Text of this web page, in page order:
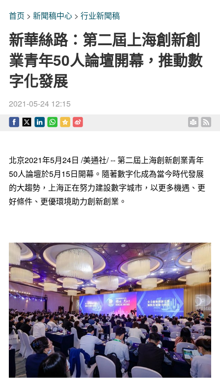
首页 > 新聞稿中心> 行业新聞稿
新華絲路：第二屆上海創新創
業青年50人論壇開幕，推動數
字化發展
2021-05-24 12:15
北京2021年5月24日 /美通社/ -- 第二屆上海創新創業青年
50人論壇於5月15日開幕。隨著數字化成為當今時代發展
的大趨勢，上海正在努力建設數字城市，以更多機遇、更
好條件、更優環境助力創新創業。